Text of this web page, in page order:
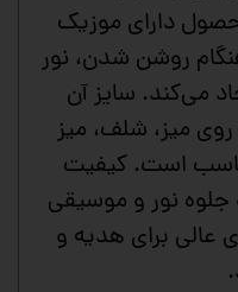
دارای موزیک
روشن شدن، نور
می‌کند. سایز آن
میز، شلف، میز
است. کیفیت
نور و موسیقی
عالی برای هدیه و